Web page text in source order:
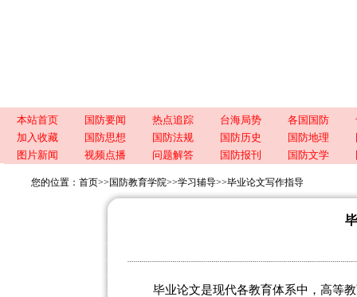
本站首页 国防要闻 热点追踪 台海局势 各国国防
加入收藏
国防思想 国防法规 国防历史 国防地理
图片新闻
视频点播 问题解答 国防报刊 国防文学
您的位置： 首页>> 国防教育学院>>学习辅导>>毕业论文写作指导
毕业论文是现代各教育体系中，高等